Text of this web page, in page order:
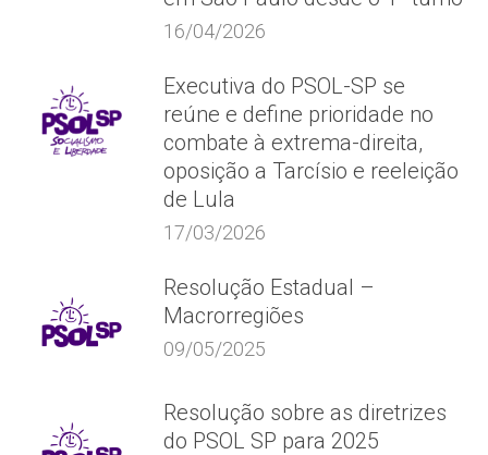
16/04/2026
Executiva do PSOL-SP se
reúne e define prioridade no
combate à extrema-direita,
oposição a Tarcísio e reeleição
de Lula
17/03/2026
Resolução Estadual –
Macrorregiões
09/05/2025
Resolução sobre as diretrizes
do PSOL SP para 2025